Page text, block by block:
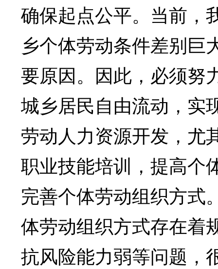
确保起点公平。当前，
乡个体劳动条件差别巨
要原因。因此，必须努
城乡居民自由流动，实
劳动人力资源开发，尤
职业技能培训，提高个
完善个体劳动组织方式
体劳动组织方式存在着
抗风险能力弱等问题，